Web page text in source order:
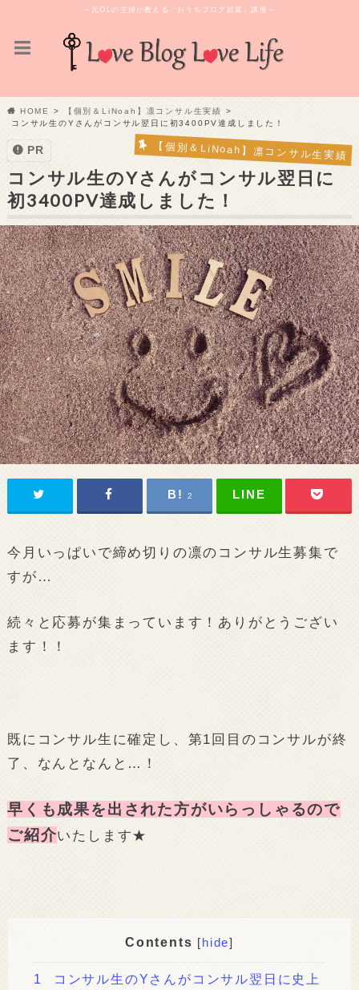
～元OLの主婦が教える「おうちブログ起業」講座～
HOME
【個別＆LiNoah】凛コンサル生実績
コンサル生のYさんがコンサル翌日に初3400PV達成しました！
【個別＆LiNoah】凛コンサル生実績
PR
コンサル生のYさんがコンサル翌日に
初3400PV達成しました！
2
今月いっぱいで締め切りの凛のコンサル生募集で
すが…
続々と応募が集まっています！ありがとうござい
ます！！
既にコンサル生に確定し、第1回目のコンサルが終
了、なんとなんと…！
早くも成果を出された方がいらっしゃるので
ご紹介いたします★
Contents [ hide]
1
コンサル生のYさんがコンサル翌日に史上